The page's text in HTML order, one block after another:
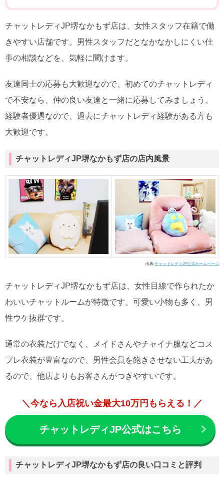
チャットレディJP堺なかもず店は、女性スタッフ在籍で働
きやすい店舗です。男性スタッフだとなかなかしにくい仕
事の相談などを、気軽に聞けます。
友達同士の応募も大歓迎なので、初めてのチャットレディ
で不安なら、仲の良い友達と一緒に応募してみましょう。
経験者優遇なので、過去にチャットレディ経験がある方も
大歓迎です。
チャットレディJP堺なかもず店の店内風景
出典:チャットレディJP公式ホームページ
チャットレディJP堺なかもず店は、女性目線で作られたか
わいいチャットルームが特徴です。可愛い小物も多く、男
性ウケ抜群です。
通常の衣装だけでなく、メイドさんやチャイナ服などコス
プレ衣装が豊富なので、男性会員を飽きさせない工夫があ
るので、他店よりもお客さんがつきやすいです。
＼今なら入店祝い金最大10万円もらえる！／
チャットレディJP公式はこちら
チャットレディJP堺なかもず店の良い口コミと評判